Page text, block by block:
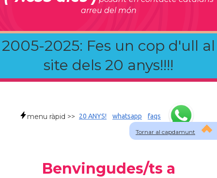
arreu del món
2005-2025: Fes un cop d'ull al
site dels 20 anys!!!!
Tornar al capdamunt
menu ràpid >> 20 ANYS! whatsapp faqs
Benvingudes/ts a